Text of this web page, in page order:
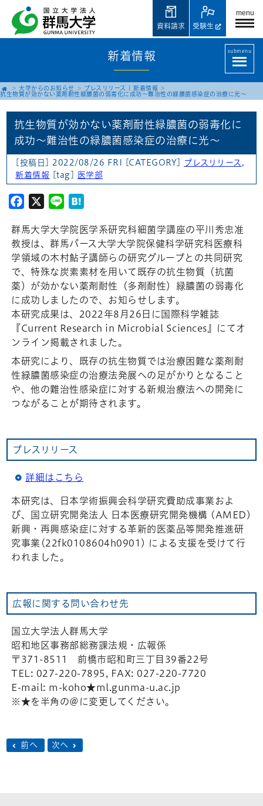
menu
受験生
資料請求
新着情報 submenu
大学からのお知らせ プレスリリース
新着情報
抗生物質が効かない薬剤耐性緑膿菌の弱毒化に成功～難治性の緑膿菌感染症の治療に光～
抗生物質が効かない薬剤耐性緑膿菌の弱毒化に
成功～難治性の緑膿菌感染症の治療に光～
[投稿日] 2022/08/26 FRI [CATEGORY] プレスリリース ,
新着情報 [tag] 医学部
Facebook
X Line
群馬大学大学院医学系研究科細菌学講座の平川秀忠准
教授は、群馬パース大学大学院保健科学研究科医療科
学領域の木村鮎子講師らの研究グループとの共同研究
で、特殊な炭素素材を用いて既存の抗生物質（抗菌
薬）が効かない薬剤耐性（多剤耐性）緑膿菌の弱毒化
に成功しましたので、お知らせします。
本研究成果は、2022年8月26日に国際科学雑誌
『Current Research in Microbial Sciences』にてオ
ンライン掲載されました。
本研究により、既存の抗生物質では治療困難な薬剤耐
性緑膿菌感染症の治療法発展への足がかりとなること
や、他の難治性感染症に対する新規治療法への開発に
つながることが期待されます。
プレスリリース
詳細はこちら
本研究は、日本学術振興会科学研究費助成事業およ
び、国立研究開発法人 日本医療研究開発機構 (AMED)
新興・再興感染症に対する革新的医薬品等開発推進研
究事業(22fk0108604h0901) による支援を受けて行
われました。
広報に関する問い合わせ先
国立大学法人群馬大学
昭和地区事務部総務課法規・広報係
〒371-8511 前橋市昭和町三丁目39番22号
TEL: 027-220-7895, FAX: 027-220-7720
E-mail: m-koho★ml.gunma-u.ac.jp
※★を半角の＠に変更してください。
前へ 次へ